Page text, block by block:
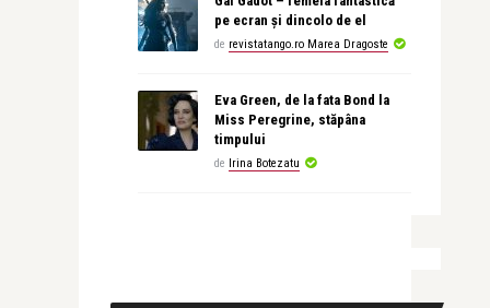
pe ecran și dincolo de el
de revistatango.ro Marea Dragoste
Eva Green, de la fata Bond la
Miss Peregrine, stăpâna
timpului
de Irina Botezatu